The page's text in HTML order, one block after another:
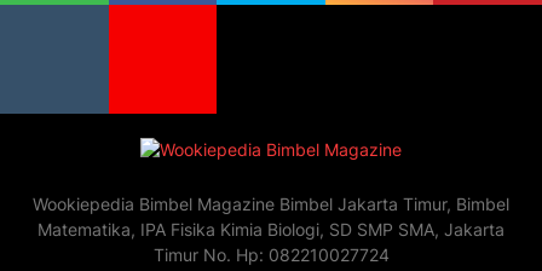
Wookiepedia Bimbel Magazine Bimbel Jakarta Timur, Bimbel
Matematika, IPA Fisika Kimia Biologi, SD SMP SMA, Jakarta
Timur No. Hp: 082210027724